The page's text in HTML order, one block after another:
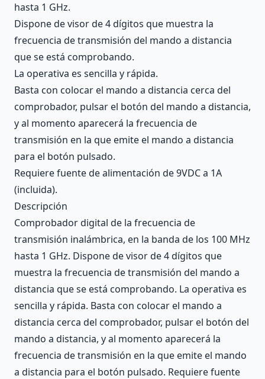
hasta 1 GHz.
Dispone de visor de 4 dígitos que muestra la
frecuencia de transmisión del mando a distancia
que se está comprobando.
La operativa es sencilla y rápida.
Basta con colocar el mando a distancia cerca del
comprobador, pulsar el botón del mando a distancia,
y al momento aparecerá la frecuencia de
transmisión en la que emite el mando a distancia
para el botón pulsado.
Requiere fuente de alimentación de 9VDC a 1A
(incluida).
Descripción
Comprobador digital de la frecuencia de
transmisión inalámbrica, en la banda de los 100 MHz
hasta 1 GHz. Dispone de visor de 4 dígitos que
muestra la frecuencia de transmisión del mando a
distancia que se está comprobando. La operativa es
sencilla y rápida. Basta con colocar el mando a
distancia cerca del comprobador, pulsar el botón del
mando a distancia, y al momento aparecerá la
frecuencia de transmisión en la que emite el mando
a distancia para el botón pulsado. Requiere fuente